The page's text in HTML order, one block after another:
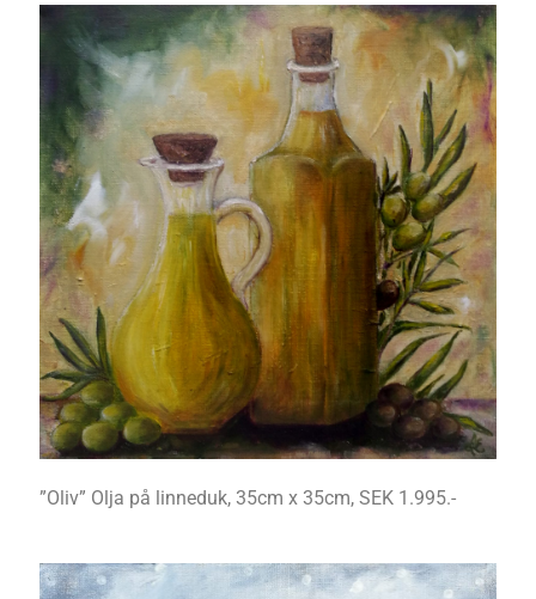
”Oliv” Olja på linneduk, 35cm x 35cm, SEK 1.995.-